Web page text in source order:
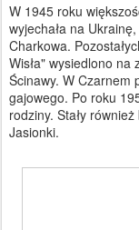
W 1945 roku
wyjechała na
Charkowa.
Wisła" wysiedlono
Ścinawy. W Czarnem
gajowego. Po roku
rodziny. Stały
Jasionki.